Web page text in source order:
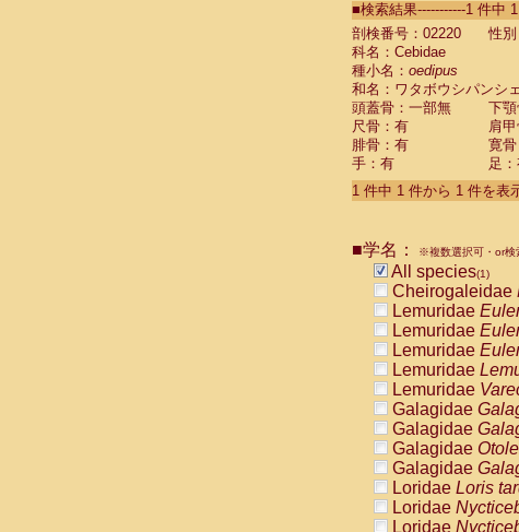
Cebidae
Cebidae
Cebidae
Cebidae
Cebidae
Cebidae
Cebidae
Cebidae
Cebidae Aotus
Cebidae Cebus
CebidaeCebus
CebidaeCebus
Cebidae
Cebidae
Atelidae
Atelidae
Atelidae
Atelidae
AtelidaeAteles
AtelidaeAteles
AtelidaeAteles
AtelidaeAteles
Atelidae
Atelidae
Pitheciidae
■検索結果-----------1 件中
剖検番号：02220
性別
科名：Cebidae
種小名： oedipus
和名：ワタボウシパンシェ
頭蓋骨：一部無
下
尺骨：有
肩
腓骨：有
寛
手：有
足
1 件中 1 件から 1 件を表
■学名： ※複数選択可・or検
All species(1)
Cheirogaleidae
Lemuridae
Lemuridae
Lemuridae
Lemuridae
Lemuridae
Galagidae
Galagidae
Galagidae
Galagidae
Loridae Loris
Loridae
Loridae